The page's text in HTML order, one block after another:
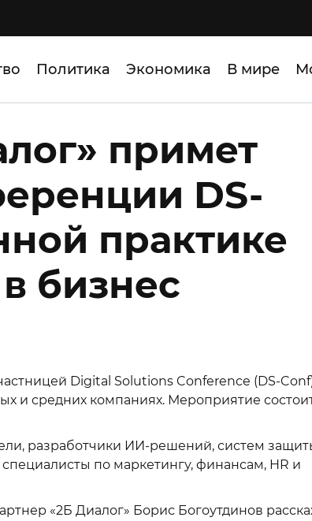
Политика Экономика В мире
примет
DS-
практике
бизнес
Digital Solutions Conference (DS-
и средних компаниях. Мероприятие
разработчики ИИ-решений, систем
по маркетингу, финансам, HR и
«2Б Диалог» Борис Богоутдинов